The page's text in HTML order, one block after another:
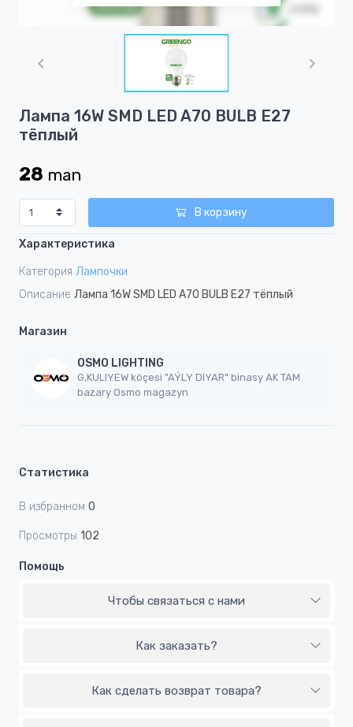
1
of
Лампа 16W SMD LED A70 BULB E27
тёплый
28 man
В корзину
Характеристика
Категория Лампочки
Описание Лампа 16W SMD LED A70 BULB E27 тёплый
Магазин
OSMO LIGHTING
G,KULIYEW köçesi "AÝLY DIYAR" binasy AK TAM
bazary Osmo magazyn
Статистика
В избранном 0
Просмотры 102
Помощь
Чтобы связаться с нами
Как заказать?
Как сделать возврат товара?